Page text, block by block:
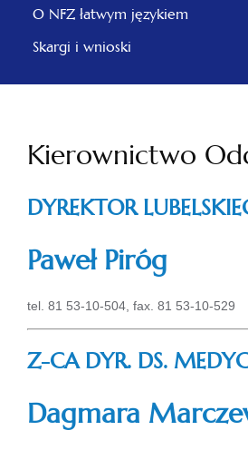
O NFZ łatwym językiem
Skargi i wnioski
Kierownictwo
DYREKTOR
Paweł Piróg
tel. 81 53-10-504, fax. 81 53-10-529
Z-CA DYR. DS.
Dagmara